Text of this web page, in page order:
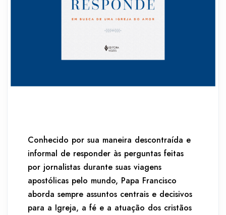
Conhecido por sua maneira descontraída e
informal de responder às perguntas feitas
por jornalistas durante suas viagens
apostólicas pelo mundo, Papa Francisco
aborda sempre assuntos centrais e decisivos
para a Igreja, a fé e a atuação dos cristãos